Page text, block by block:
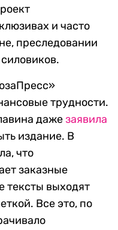
и часто
преследовании
трудности.
дажезаявила
издание. В
что
заказные
тексты выходят
Все это, по